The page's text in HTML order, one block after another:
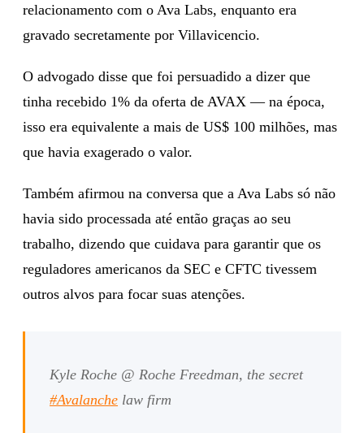
relacionamento com o Ava Labs, enquanto era
gravado secretamente por Villavicencio.
O advogado disse que foi persuadido a dizer que
tinha recebido 1% da oferta de AVAX — na época,
isso era equivalente a mais de US$ 100 milhões, mas
que havia exagerado o valor.
Também afirmou na conversa que a Ava Labs só não
havia sido processada até então graças ao seu
trabalho, dizendo que cuidava para garantir que os
reguladores americanos da SEC e CFTC tivessem
outros alvos para focar suas atenções.
Kyle Roche @ Roche Freedman, the secret
#Avalanche law firm